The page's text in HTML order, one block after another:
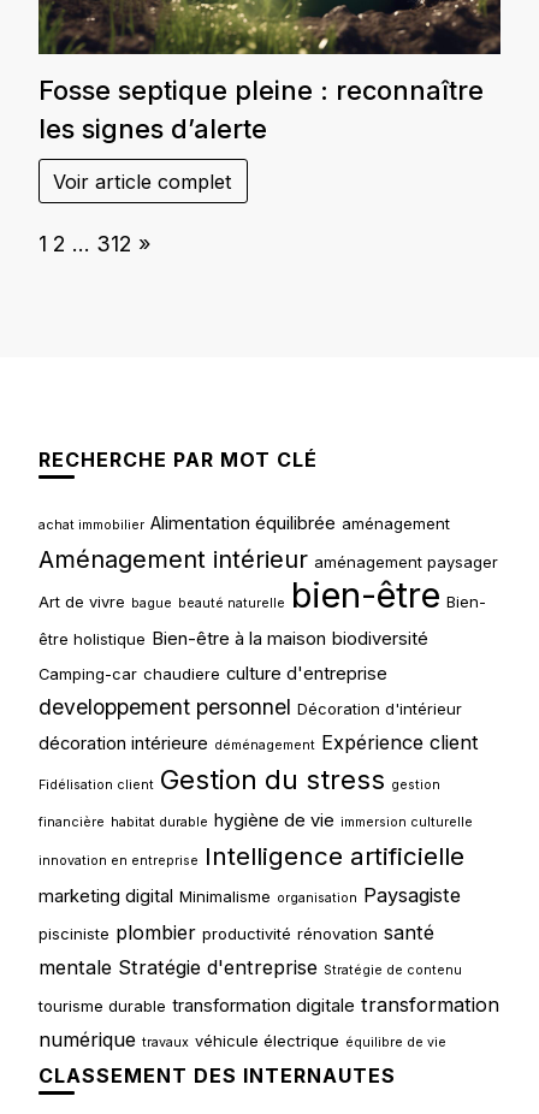
Fosse septique pleine : reconnaître
les signes d’alerte
Voir article complet
Page:
1 2 … 312 Next
»
RECHERCHE PAR MOT CLÉ
achat immobilier Alimentation équilibrée aménagement
Aménagement intérieur aménagement paysager
Art de vivre bague beauté naturelle bien-être Bien-
être holistique Bien-être à la maison biodiversité
Camping-car chaudiere culture d'entreprise
developpement personnel Décoration d'intérieur
décoration intérieure déménagement Expérience client
Fidélisation client Gestion du stress gestion
financière habitat durable hygiène de vie immersion culturelle
innovation en entreprise Intelligence artificielle
marketing digital Minimalisme organisation Paysagiste
pisciniste plombier productivité rénovation santé
mentale Stratégie d'entreprise Stratégie de contenu
tourisme durable transformation digitale transformation
numérique travaux véhicule électrique équilibre de vie
CLASSEMENT DES INTERNAUTES